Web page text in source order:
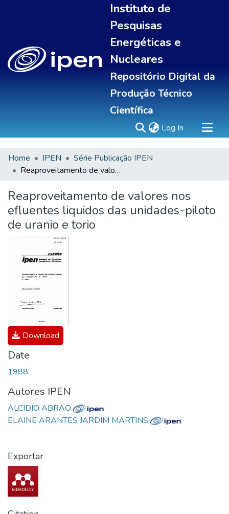
Instituto de
Pesquisas
Energéticas e
Nucleares
Repositório Digital da
Produção Técnico
Científica
Log In (current)
Sobre
All of DSpace
Statistics
Home IPEN
Série Publicação IPEN
Reaproveitamento de valores nos efluentes liquidos das unidades-piloto de uranio e torio
Reaproveitamento de valores nos
efluentes liquidos das unidades-piloto
de uranio e torio
Download
Date
1988
Autores IPEN
ALCIDIO ABRAO
ELAINE ARANTES JARDIM MARTINS
Exportar